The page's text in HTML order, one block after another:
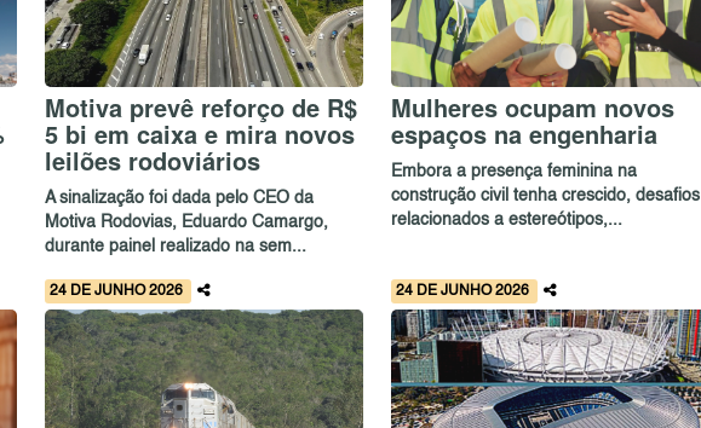
Motiva prevê reforço de R$
5 bi em caixa e mira novos
leilões rodoviários
A sinalização foi dada pelo CEO da
Motiva Rodovias, Eduardo Camargo,
durante painel realizado na sem...
Mulheres ocupam novos
espaços na engenharia
Embora a presença feminina na
construção civil tenha crescido, desafios
relacionados a estereótipos,...
24 DE JUNHO 2026 24 DE JUNHO 2026